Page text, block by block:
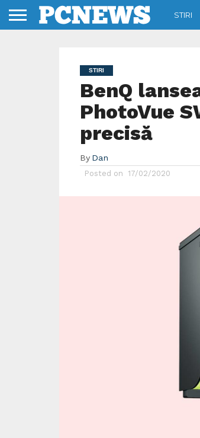
STIRI
STIRI
BenQ
PhotoVue
precisă
By Dan
Posted on 17/02/2020